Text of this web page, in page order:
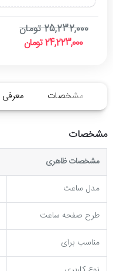
24,223,000 تومان
25,232,000 تومان
مشخصات معرفی
مشخصات
مشخصات ظاهری
مدل ساعت
طرح صفحه ساعت
مناسب برای